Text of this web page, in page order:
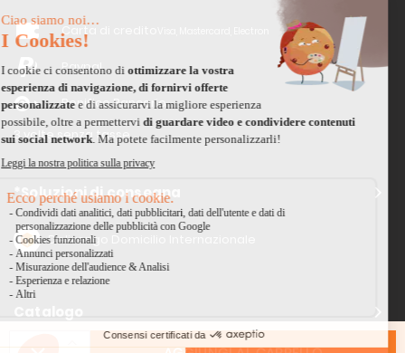
Carta di credito
Paypal
Bonifico Bancario
3 volte senza tasse
*Soluzioni di consegna
Delivengo Domicilio Internazionale
Catalogo